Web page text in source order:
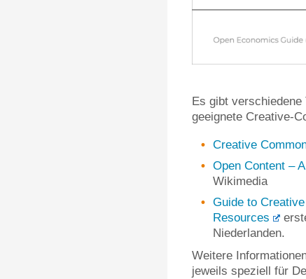
Es gibt
geeignete Creative-
Creative
Open Content –
Wikimedia
Guide to
Resources
Niederlanden.
Weitere
jeweils speziell für